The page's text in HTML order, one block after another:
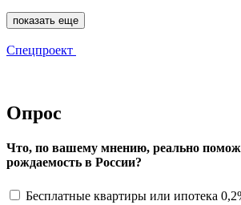
показать еще
Спецпроект
Опрос
Что, по вашему мнению, реально
рождаемость в России?
Бесплатные квартиры или ипотека